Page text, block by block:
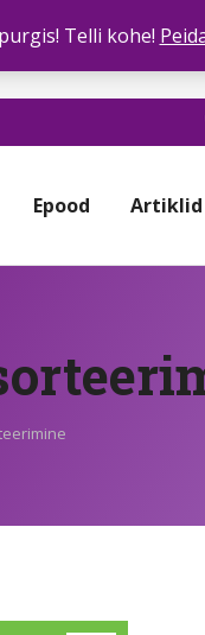
Telli kohe!
Epood Artiklid